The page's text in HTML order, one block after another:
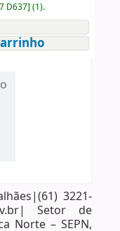
D637] (1).
3221-
Setor de
Norte – SEPN,